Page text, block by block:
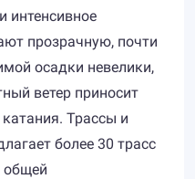
интенсивное
прозрачную, почти
осадки невелики,
ветер приносит
Трассы и
более 30 трасс
общей